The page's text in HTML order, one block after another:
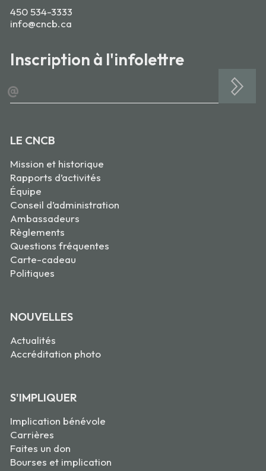
450 534-3333
info@cncb.ca
Inscription à l'infolettre
@
LE CNCB
Mission et historique
Rapports d’activités
Équipe
Conseil d’administration
Ambassadeurs
Règlements
Questions fréquentes
Carte-cadeau
Politiques
NOUVELLES
Actualités
Accréditation photo
S'IMPLIQUER
Implication bénévole
Carrières
Faites un don
Bourses et implication